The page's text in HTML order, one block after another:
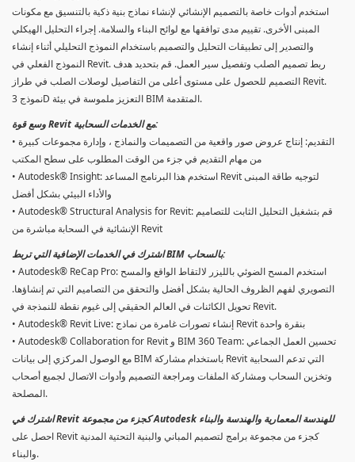
استخدم أدوات خاصة بالتصميم الإنشائي لإنشاء نماذج بنية ذكية بالتنسيق مع مكونات
المبنى الأخرى. تقييم مدى توافقها مع لوائح البناء والسلامة. إجراء التحليل الهيكلي
والتصدير إلى تطبيقات التحليل والتصميم باستخدام النموذج التحليلي أثناء إنشاء
النموذج الفعلي في Revit. ربط تصميم الصلب وتفصيل سير العمل. قم بتحديد هدف
التصميم للحصول على مستوى أعلى من التفاصيل لوصلات الصلب في طراز Revit.
نموذج 3D التعزيز ملموسة في بيئة BIM المتقدمة.
وسع قوة Revit مع الخدمات السحابية:
• التقديم: إنتاج عروض صور واقعية من التصميمات والنماذج ، وإدارة مجموعات كبيرة
من مهام التقديم في جزء من الوقت المطلوب على سطح المكتب
• Autodesk® Insight: استخدم هذا البرنامج المساعد Revit لتوجيه طاقة المبنى
والأداء البيئي بشكل أفضل
• Autodesk® Structural Analysis for Revit: قم بتشغيل التحليل الثابت للتصاميم
الإنشائية في السحابة مباشرة من Revit
اشترك في الخدمات الإضافية التي تربط BIM بالسحاب:
• Autodesk® ReCap Pro: استخدم المسح الضوئي بالليزر لالتقاط الواقع والمسح
التصويري لفهم الظروف الحالية بشكل أفضل والتحقق من التصاميم التي تم إنشاؤها.
تحويل الكائنات في العالم الحقيقي إلى غيوم نقطة للنمذجة في Revit.
• Autodesk® Revit Live: إنشاء تصورات غامرة من نماذج Revit بنقرة واحدة
• Autodesk® Collaboration for Revit و BIM 360 Team: تحسين العمل الجماعي
مع الوصول المركزي إلى بيانات BIM باستخدام مشاركة Revit التي تدعم السحابية
وتخزين السحاب ومشاركة الملفات ومراجعة التصميم وأدوات الاتصال لجميع أصحاب
المصلحة.
اشترك في Revit كجزء من مجموعة Autodesk للهندسة المعمارية والهندسة والبناء
احصل على Revit كجزء من مجموعة برامج لتصميم المباني والبنية التحتية المدنية
والبناء.